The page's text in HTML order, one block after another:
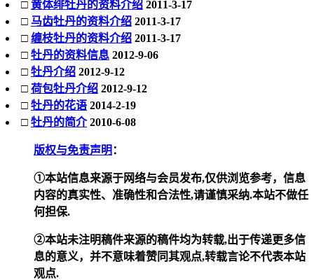
□ 黄体绯牡丹的资料介绍 2011-3-17
□ 马齿牡丹的资料介绍 2011-3-17
□ 缠枝牡丹的资料介绍 2011-3-17
□ 牡丹的资料信息 2012-9-06
□ 牡丹介绍 2012-9-12
□ 荷包牡丹介绍 2012-9-12
□ 牡丹的花语 2014-2-19
□ 牡丹的简介2010-6-08
版权与免责声明 ：
①本站信息来源于网络与会员发布,仅供浏览参考，信息
内容的真实性、准确性和合法性,请谨慎采纳.本站不做任
何担保.
②本站未注明稿件来源的稿件均为转载,出于传递更多信
息的意义，并不意味着赞同其观点,转载言论不代表本站
观点.